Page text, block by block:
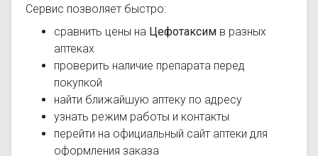
Сервис позволяет быстро:
сравнить цены на Цефотаксим в разных
аптеках
проверить наличие препарата перед
покупкой
найти ближайшую аптеку по адресу
узнать режим работы и контакты
перейти на официальный сайт аптеки для
оформления заказа